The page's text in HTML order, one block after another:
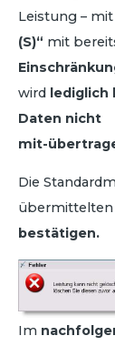
Leistung –
(S)“ mit
wird lediglich
Daten nicht
mit-
Die
übermittelten
bestätigen.
Im